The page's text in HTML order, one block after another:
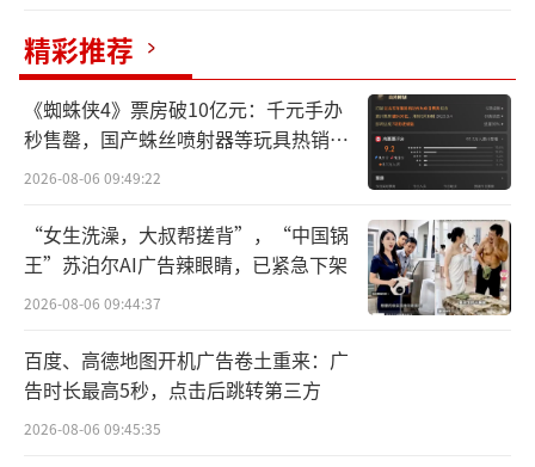
一步推出30分钟家庭维修便民服务，下单后最
快30分钟上门，支持24小时全天候服务，并提
精彩推荐
《蜘蛛侠4》票房破10亿元：千元手办
秒售罄，国产蛛丝喷射器等玩具热销海
外
2026-08-06 09:49:22
“女生洗澡，大叔帮搓背”，“中国锅
王”苏泊尔AI广告辣眼睛，已紧急下架
2026-08-06 09:44:37
百度、高德地图开机广告卷土重来：广
告时长最高5秒，点击后跳转第三方
2026-08-06 09:45:35